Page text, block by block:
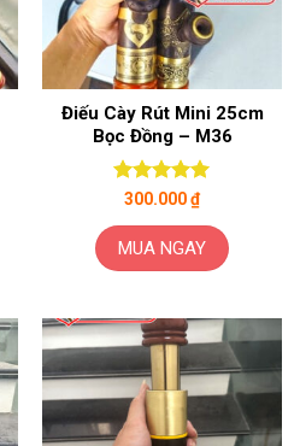
Điếu Cày Rút Mini 25cm
Bọc Đồng – M36
Được xếp
sao
300.000₫
MUA NGAY
này
có
nhiều
biến
thể.